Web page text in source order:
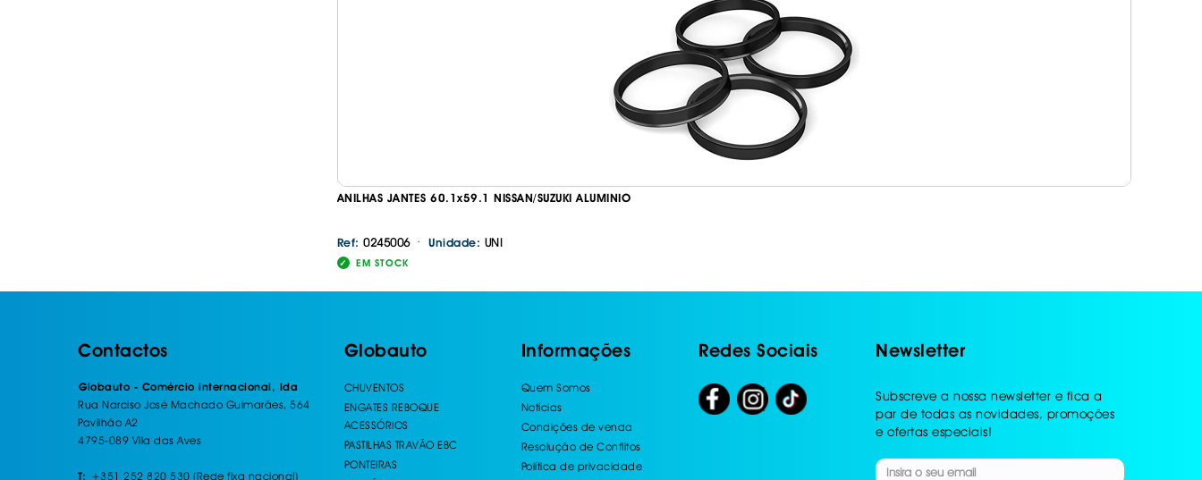
ANILHAS JANTES 60.1x59.1 NISSAN/SUZUKI ALUMINIO
Ref: 0245006 · Unidade: UNI
EM STOCK
Contactos
Globauto - Comércio internacional, lda
Rua Narciso José Machado Guimarães, 564
Pavilhão A2
4795-089 Vila das Aves
T: +351 252 820 530 (Rede fixa nacional)
Globauto
CHUVENTOS
ENGATES REBOQUE
ACESSÓRIOS
PASTILHAS TRAVÃO EBC
PONTEIRAS
Informações
Quem Somos
Notícias
Condições de venda
Resolução de Conflitos
Política de privacidade
Redes Sociais Newsletter
Subscreve a nossa newsletter e fica a
par de todas as novidades, promoções
e ofertas especiais!